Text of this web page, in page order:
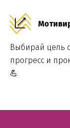
Выбирай цель
прогресс и
💪